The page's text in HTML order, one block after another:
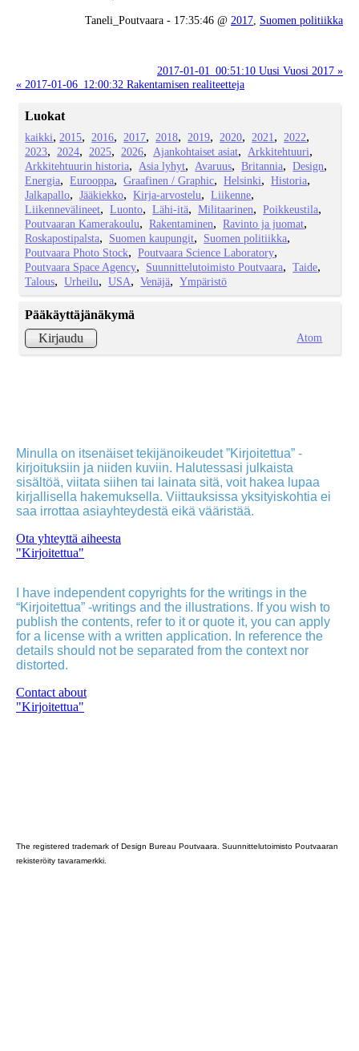
Taneli_Poutvaara - 17:35:46 @ 2017 Suomen politiikka
2017-01-01_00:51:10 Uusi Vuosi 2017 »
« 2017-01-06_12:00:32 Rakentamisen realiteetteja
Luokat
kaikki 2015 2016 2017 2018 2019 2020 2021
2022
2023
2024 2025 2026 Ajankohtaiset asiat
Arkkitehtuuri
Arkkitehtuurin historia
Asia lyhyt Avaruus Britannia
Design
Energia
Eurooppa Graafinen / Graphic Helsinki
Historia
Jalkapallo
Jääkiekko Kirja-arvostelu
Liikenne
Liikennevälineet
Luonto Lähi-itä Militaarinen
Poikkeustila
Poutvaaran Kamerakoulu
Rakentaminen
Ravinto ja juomat
Roskapostipalsta
Suomen kaupungit
Suomen politiikka
Poutvaara Photo Stock
Poutvaara Science Laboratory
Poutvaara Space Agency
Suunnittelutoimisto Poutvaara
Taide
Talous
Urheilu USA Venäjä Ympäristö
Pääkäyttäjänäkymä
Kirjaudu
Atom
Minulla on itsenäiset tekijänoikeudet ”Kirjoitettua” -
kirjoituksiin ja niiden kuviin. Halutessasi julkaista
sisältöä, viitata siihen tai lainata sitä, voit hakea lupaa
kirjallisella hakemuksella. Viittauksissa yksityiskohtia ei
saa irrottaa asiayhteydestä eikä vääristää.
Ota yhteyttä aiheesta
"Kirjoitettua"
I have independent copyrights for the writings in the
“Kirjoitettua” -writings and the illustrations. If you wish to
publish the contents, refer to it or quote it, you can apply
for a license with a written application. In reference the
details should not be separated from the context nor
distorted.
Contact about
"Kirjoitettua"
The registered trademark of Design Bureau Poutvaara. Suunnittelutoimisto Poutvaaran
rekisteröity tavaramerkki.